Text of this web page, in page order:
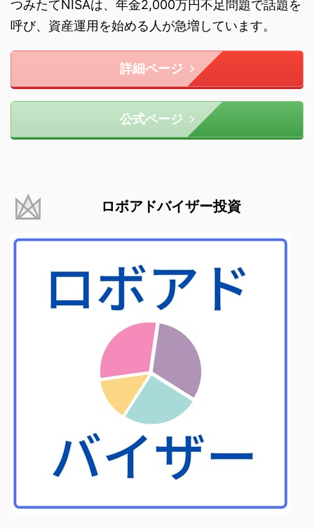
つみたてNISAは、年金2,000万円不足問題で話題を
呼び、資産運用を始める人が急増しています。
詳細ページ
公式ページ
ロボアドバイザー投資